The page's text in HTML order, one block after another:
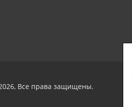
Все права защищены.